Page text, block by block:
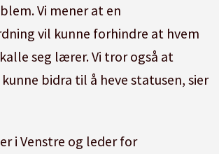
Vi mener at en
vil kunne forhindre at hvem
seg lærer. Vi tror også at
bidra til å heve statusen, sier
i Venstre og leder for